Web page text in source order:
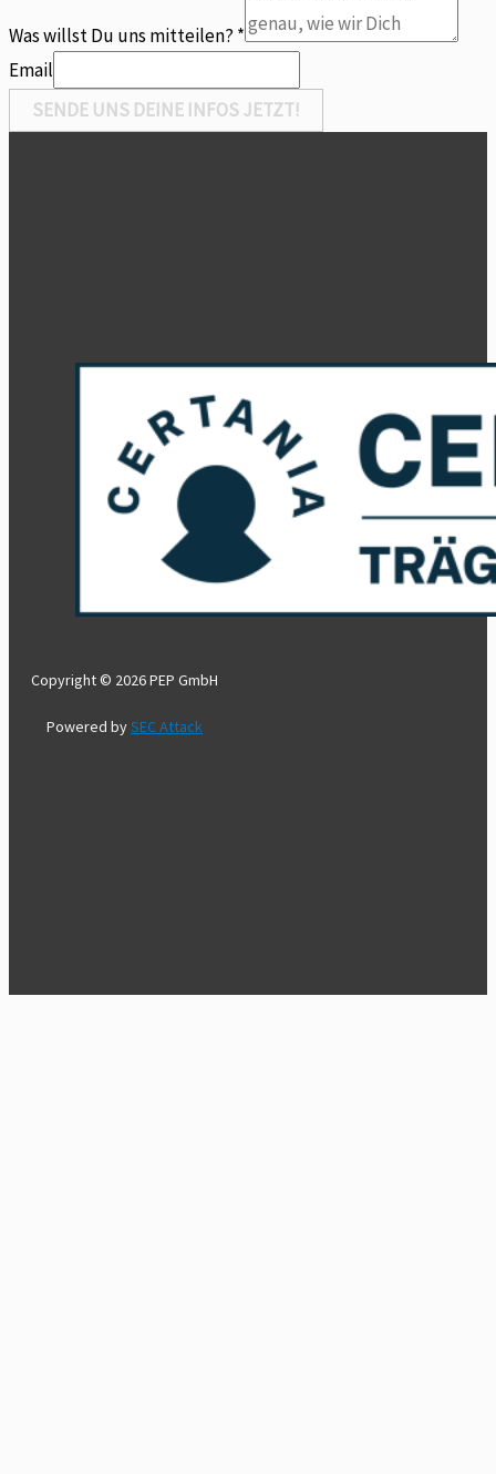
Was willst Du uns mitteilen? *
Email
SENDE UNS DEINE INFOS JETZT!
Copyright © 2026 PEP GmbH
Powered bySEC Attack